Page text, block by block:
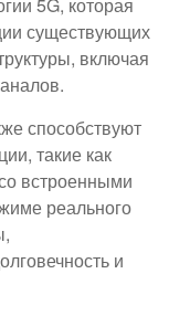
существующих
включая
способствуют
такие как
встроенными
реального
и